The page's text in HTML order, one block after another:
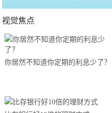
视觉焦点
你居然不知道你定期的利息少了？